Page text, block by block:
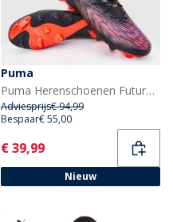
Puma
Puma Herenschoenen Future 8 Match FG/AG Firm/Artificiële Grond Voetbalschoenen Puma Black
Adviesprijs€ 94,99
Bespaar€ 55,00
Current
€ 39,99
Nieuw